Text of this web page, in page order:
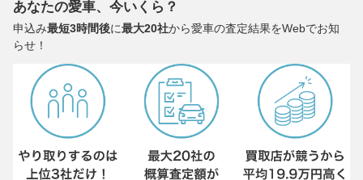
あなたの愛車、今いくら？
申込み最短3時間後に最大20社から愛車の査定結果をWebでお知
らせ！